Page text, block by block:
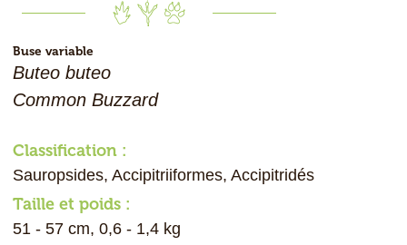
Buse variable
Buteo buteo
Common Buzzard
Classification :
Sauropsides, Accipitriiformes, Accipitridés
Taille et poids :
51 - 57 cm, 0,6 - 1,4 kg